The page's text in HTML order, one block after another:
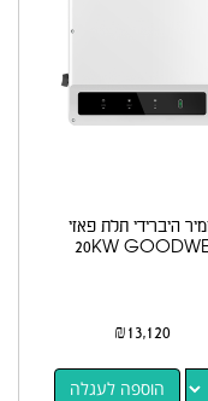
היברידי תלת פאזי
20KW GOODWE
₪13,120
הוספה לעגלה